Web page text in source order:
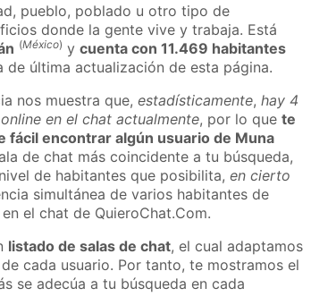
pueblo, poblado u otro tipo de
donde la gente vive y trabaja. Está
(México) ycuenta con 11.469 habitantes
de última actualización de esta página.
nos muestra que,estadísticamente,hay 4
en el chat actualmente, por lo quete
fácil encontrar algún usuario de Muna
de chat más coincidente a tu búsqueda,
de habitantes que posibilita,en cierto
simultánea de varios habitantes de
el chat de QuieroChat.Com.
listado de salas de chat, el cual adaptamos
cada usuario. Por tanto, te mostramos el
se adecúa a tu búsqueda en cada